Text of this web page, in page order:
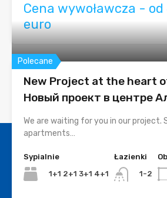
Cena wywoławcza -
euro
Polecane
New Project at the heart
Новый проект в центре
We are waiting for you in our project.
apartments…
Sypialnie
1+1 2+1 3+1 4+1
Łazienki
1-2